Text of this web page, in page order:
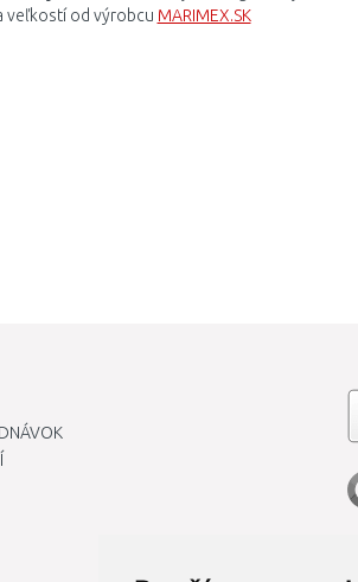
veľkostí od výrobcu MARIMEX.SK